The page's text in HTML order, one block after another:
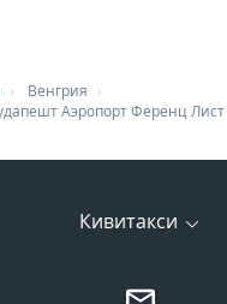
Венгрия
Аэропорт Ференц Лист
Кивитакси